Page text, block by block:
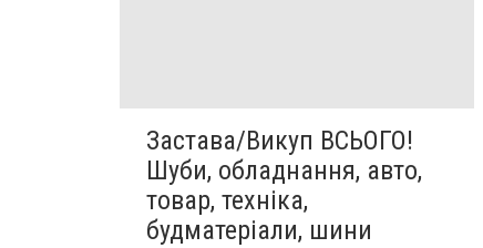
Застава/Викуп ВСЬОГО!
Шуби, обладнання, авто,
товар, техніка,
будматеріали, шини